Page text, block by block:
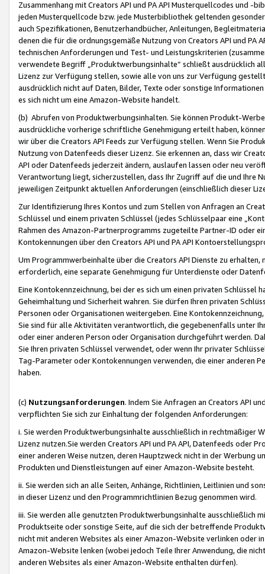
Zusammenhang mit Creators API und PA API Musterquellcodes und
jeden Musterquellcode bzw. jede Musterbibliothek geltenden
auch Spezifikationen, Benutzerhandbücher, Anleitungen,
denen die für die ordnungsgemäße Nutzung von Creators API und PA
technischen Anforderungen und Test- und Leistungskriterien
verwendete Begriff „Produktwerbungsinhalte“ schließt ausdrücklich
Lizenz zur Verfügung stellen, sowie alle von uns zur Verfügung
ausdrücklich nicht auf Daten, Bilder, Texte oder sonstige
es sich nicht um eine Amazon-Website handelt.
(b) Abrufen von Produktwerbungsinhalten. Sie können Produkt-
ausdrückliche vorherige schriftliche Genehmigung erteilt haben,
wir über die Creators API Feeds zur Verfügung stellen. Wenn Sie
Nutzung von Datenfeeds dieser Lizenz. Sie erkennen an, dass wir
API oder Datenfeeds jederzeit ändern, auslaufen lassen oder neu
Verantwortung liegt, sicherzustellen, dass Ihr Zugriff auf die und Ihre
jeweiligen Zeitpunkt aktuellen Anforderungen (einschließlich dieser
Zur Identifizierung Ihres Kontos und zum Stellen von Anfragen an
Schlüssel und einem privaten Schlüssel (jedes Schlüsselpaar eine
Rahmen des Amazon-Partnerprogramms zugeteilte Partner-ID oder
Kontokennungen über den Creators API und PA API
Um Programmwerbeinhalte über die Creators API Dienste zu
erforderlich, eine separate Genehmigung für Unterdienste oder
Eine Kontokennzeichnung, bei der es sich um einen privaten
Geheimhaltung und Sicherheit wahren. Sie dürfen Ihren privaten
Personen oder Organisationen weitergeben. Eine
Sie sind für alle Aktivitäten verantwortlich, die gegebenenfalls unter
oder einer anderen Person oder Organisation durchgeführt werden.
Sie Ihren privaten Schlüssel verwendet, oder wenn Ihr privater
Tag-Parameter oder Kontokennungen verwenden, die einer anderen
haben.
(c) Nutzungsanforderungen. Indem Sie Anfragen an Creators API
verpflichten Sie sich zur Einhaltung der folgenden Anforderungen:
i. Sie werden Produktwerbungsinhalte ausschließlich in rechtmäßiger
Lizenz nutzen.Sie werden Creators API und PA API, Datenfeeds oder
einer anderen Weise nutzen, deren Hauptzweck nicht in der Werbung
Produkten und Dienstleistungen auf einer Amazon-Website besteht.
ii. Sie werden sich an alle Seiten, Anhänge, Richtlinien, Leitlinien und
in dieser Lizenz und den Programmrichtlinien Bezug genommen wird.
iii. Sie werden alle genutzten Produktwerbungsinhalte ausschließlich
Produktseite oder sonstige Seite, auf die sich der betreffende
nicht mit anderen Websites als einer Amazon-Website verlinken oder
Amazon-Website lenken (wobei jedoch Teile Ihrer Anwendung, die
anderen Websites als einer Amazon-Website enthalten dürfen).